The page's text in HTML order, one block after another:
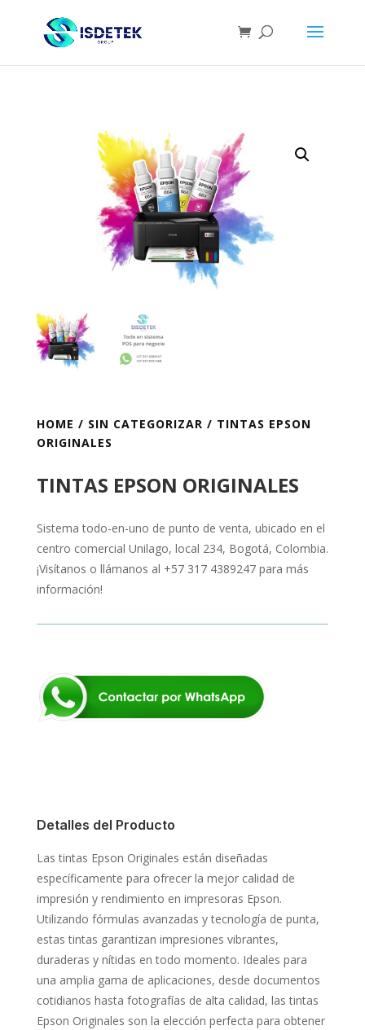
HOME / SIN CATEGORIZAR / TINTAS EPSON
ORIGINALES
TINTAS EPSON ORIGINALES
Sistema todo-en-uno de punto de venta, ubicado en el
centro comercial Unilago, local 234, Bogotá, Colombia.
¡Visítanos o llámanos al +57 317 4389247 para más
información!
Detalles del Producto
Las tintas Epson Originales están diseñadas
específicamente para ofrecer la mejor calidad de
impresión y rendimiento en impresoras Epson.
Utilizando fórmulas avanzadas y tecnología de punta,
estas tintas garantizan impresiones vibrantes,
duraderas y nítidas en todo momento. Ideales para
una amplia gama de aplicaciones, desde documentos
cotidianos hasta fotografías de alta calidad, las tintas
Epson Originales son la elección perfecta para obtener